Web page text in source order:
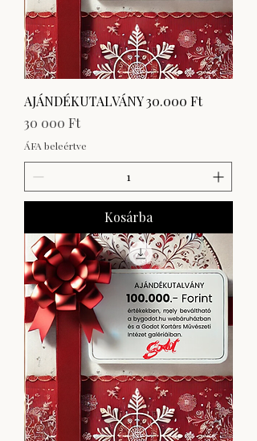
AJÁNDÉKUTALVÁNY 30.000 Ft
Ár
30 000 Ft
ÁFA beleértve
Kosárba